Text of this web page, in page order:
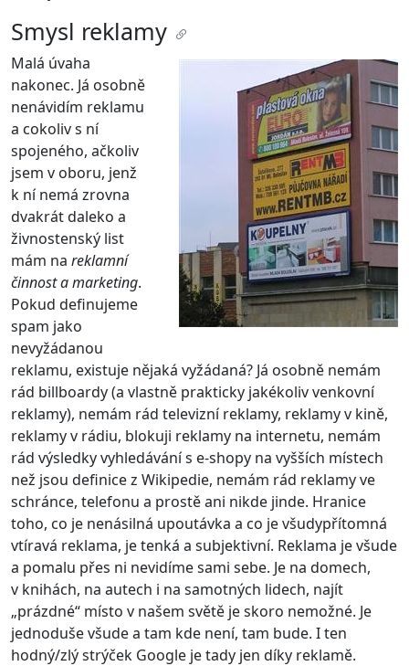
Smysl reklamy
Malá úvaha
nakonec. Já osobně
nenávidím reklamu
a cokoliv s ní
spojeného, ačkoliv
jsem v oboru, jenž
k ní nemá zrovna
dvakrát daleko a
živnostenský list
mám na reklamní
činnost a marketing.
Pokud definujeme
spam jako
nevyžádanou
reklamu, existuje nějaká vyžádaná? Já osobně nemám
rád billboardy (a vlastně prakticky jakékoliv venkovní
reklamy), nemám rád televizní reklamy, reklamy v kině,
reklamy v rádiu, blokuji reklamy na internetu, nemám
rád výsledky vyhledávání s e-shopy na vyšších místech
než jsou definice z Wikipedie, nemám rád reklamy ve
schránce, telefonu a prostě ani nikde jinde. Hranice
toho, co je nenásilná upoutávka a co je všudypřítomná
vtíravá reklama, je tenká a subjektivní. Reklama je všude
a pomalu přes ni nevidíme sami sebe. Je na domech,
v knihách, na autech i na samotných lidech, najít
„prázdné“ místo v našem světě je skoro nemožné. Je
jednoduše všude a tam kde není, tam bude. I ten
hodný/zlý strýček Google je tady jen díky reklamě.